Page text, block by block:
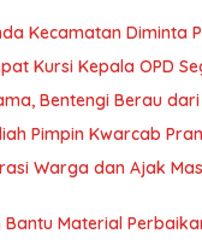
Kecamatan Diminta
Kursi Kepala OPD
Bentengi Berau
Pimpin Kwarcab
Warga dan Ajak
Material